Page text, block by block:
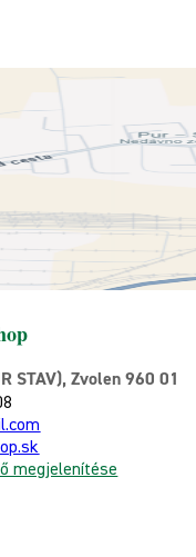
STAV), Zvolen 960 01
megjelenítése